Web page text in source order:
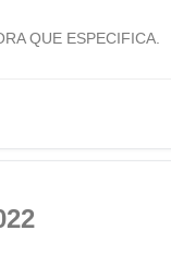
QUE ESPECIFICA.